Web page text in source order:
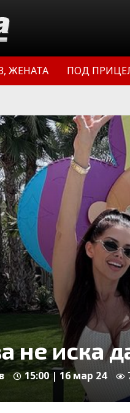
ЖЕНАТА ПОД
не иска
15:00 | 16 мар 24